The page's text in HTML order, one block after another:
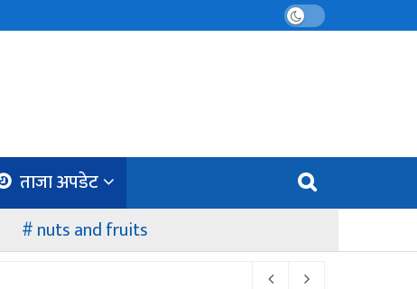
ताजा अपडेट
nuts and fruits